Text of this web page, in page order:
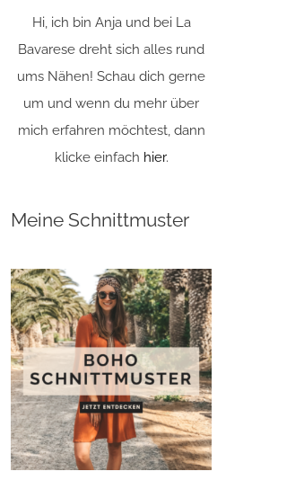
Hi, ich bin Anja und bei La
Bavarese dreht sich alles rund
ums Nähen! Schau dich gerne
um und wenn du mehr über
mich erfahren möchtest, dann
klicke einfach hier.
Meine Schnittmuster